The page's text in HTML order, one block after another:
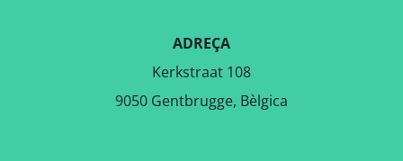
ADREÇA
Kerkstraat 108
9050 Gentbrugge, Bèlgica